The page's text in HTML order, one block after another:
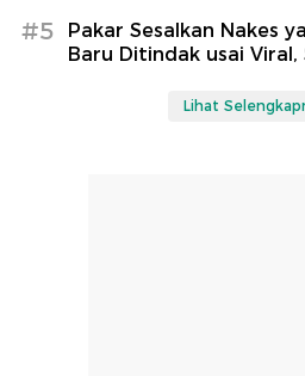
#5
Pakar Sesalkan Nakes
Baru Ditindak usai Viral,
Lihat